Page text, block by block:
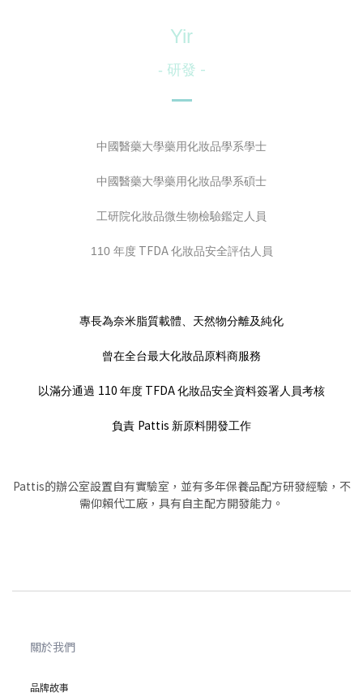
Yir
- 研發 -
中國醫藥大學藥用化妝品學系學士
中國醫藥大學藥用化妝品學系碩士
工研院化妝品微生物檢驗鑑定人員
110 年度 TFDA化妝品安全評估人員
專長為奈米脂質載體、天然物分離及純化
曾在全台最大化妝品原料商服務
以滿分通過 110 年度 TFDA化妝品安全資料簽署人員考核
負責 Pattis 新原料開發工作
Pattis的辦公室設置自有實驗室，並有多年保養品配方研發經驗，不
需仰賴代工廠，具有自主配方開發能力。
關於我們
品牌故事